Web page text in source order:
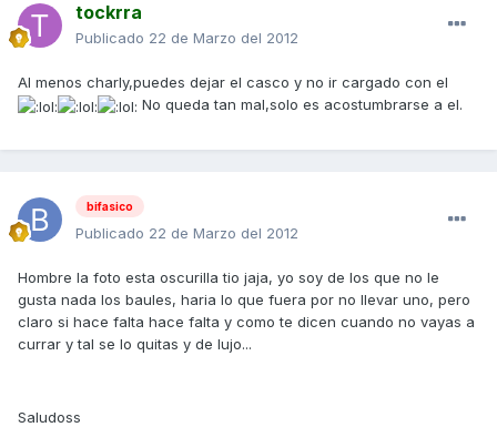
tockrra
Publicado 22 de Marzo del 2012
Al menos charly,puedes dejar el casco y no ir cargado con el
No queda tan mal,solo es acostumbrarse a el.
bifasico
Publicado 22 de Marzo del 2012
Hombre la foto esta oscurilla tio jaja, yo soy de los que no le
gusta nada los baules, haria lo que fuera por no llevar uno, pero
claro si hace falta hace falta y como te dicen cuando no vayas a
currar y tal se lo quitas y de lujo...
Saludoss